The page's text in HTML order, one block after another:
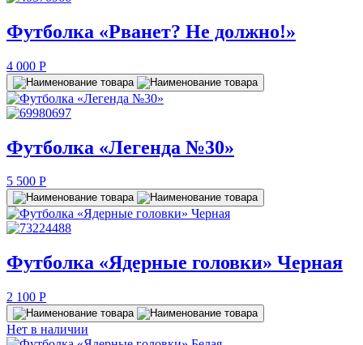
Футболка «Рванет? Не должно!»
4 000 P
Футболка «Легенда №30»
5 500 P
Футболка «Ядерные головки» Черная
2 100 P
Нет в наличии